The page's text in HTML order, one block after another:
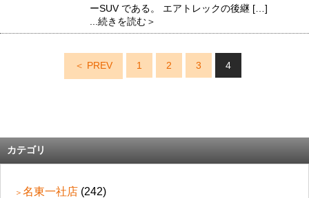
ーSUV である。 エアトレックの後継 […]
...続きを読む＞
＜ PREV 1 2 3 4
カテゴリ
名東一社店 (242)